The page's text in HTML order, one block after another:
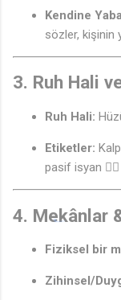
Kendine
sözler, kişinin
3. Ruh Hali
Ruh Hali:
Etiketler:
pasif isyan 😶‍🌫️
4. Mekânlar
Fiziksel bir
Zihinsel/